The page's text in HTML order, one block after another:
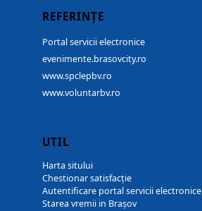
REFERINȚE
Portal servicii electronice
evenimente.brasovcity.ro
www.spclepbv.ro
www.voluntarbv.ro
UTIL
Harta sitului
Chestionar satisfacție
Autentificare portal servicii electronice
Starea vremii in Brașov